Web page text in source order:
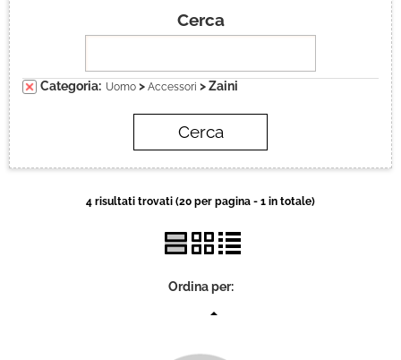
Ciclismo
Brand
Contatti
Cerca
Categoria: Uomo > Accessori > Zaini
4 risultati trovati (20 per pagina - 1 in totale)
Ordina per: